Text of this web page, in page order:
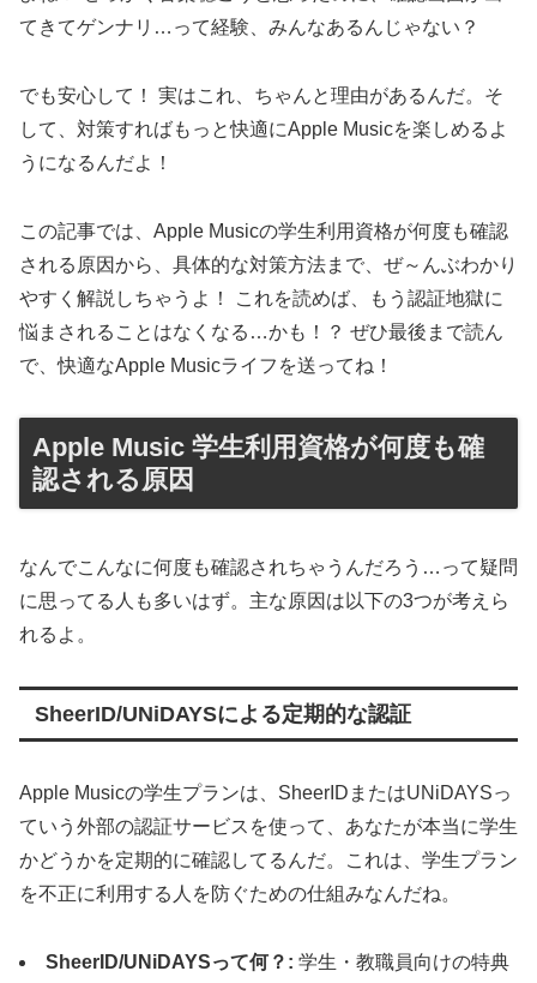
てきてゲンナリ…って経験、みんなあるんじゃない？
でも安心して！ 実はこれ、ちゃんと理由があるんだ。そ
して、対策すればもっと快適にApple Musicを楽しめるよ
うになるんだよ！
この記事では、Apple Musicの学生利用資格が何度も確認
される原因から、具体的な対策方法まで、ぜ～んぶわかり
やすく解説しちゃうよ！ これを読めば、もう認証地獄に
悩まされることはなくなる…かも！？ ぜひ最後まで読ん
で、快適なApple Musicライフを送ってね！
Apple Music 学生利用資格が何度も確
認される原因
なんでこんなに何度も確認されちゃうんだろう…って疑問
に思ってる人も多いはず。主な原因は以下の3つが考えら
れるよ。
SheerID/UNiDAYSによる定期的な認証
Apple Musicの学生プランは、SheerIDまたはUNiDAYSっ
ていう外部の認証サービスを使って、あなたが本当に学生
かどうかを定期的に確認してるんだ。これは、学生プラン
を不正に利用する人を防ぐための仕組みなんだね。
SheerID/UNiDAYSって何？: 学生・教職員向けの特典